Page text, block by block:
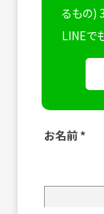
るもの)
LINEで
お名前 *